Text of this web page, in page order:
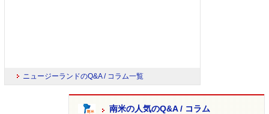
ニュージーランドのQ&A / コラム一覧
南米の人気のQ&A / コラム